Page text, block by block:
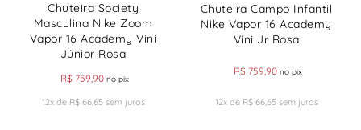
Chuteira Society
Masculina Nike Zoom
Vapor 16 Academy Vini
Júnior Rosa
R$ 759,90 no pix
12x de R$ 66,65sem juros
Chuteira Campo Infantil
Nike Vapor 16 Academy
Vini Jr Rosa
R$ 759 90 no pix
12x de R$ 66,65sem juros